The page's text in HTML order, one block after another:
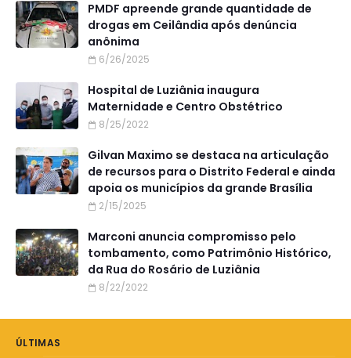
PMDF apreende grande quantidade de
drogas em Ceilândia após denúncia
anônima
6/26/2025
Hospital de Luziânia inaugura
Maternidade e Centro Obstétrico
8/25/2022
Gilvan Maximo se destaca na articulação
de recursos para o Distrito Federal e ainda
apoia os municípios da grande Brasília
2/15/2025
Marconi anuncia compromisso pelo
tombamento, como Patrimônio Histórico,
da Rua do Rosário de Luziânia
8/22/2022
ÚLTIMAS